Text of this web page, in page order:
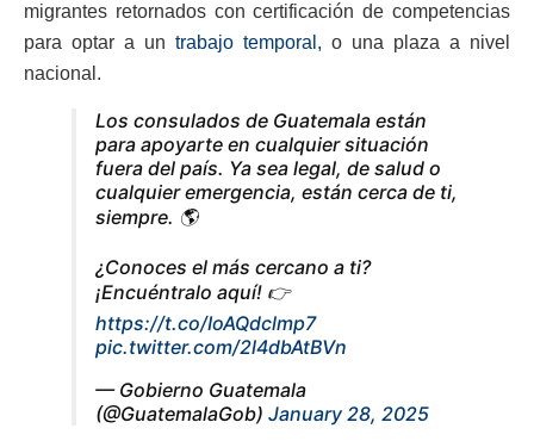
migrantes retornados con certificación de competencias
para optar a un trabajo temporal, o una plaza a nivel
nacional.
Los consulados de Guatemala están
para apoyarte en cualquier situación
fuera del país. Ya sea legal, de salud o
cualquier emergencia, están cerca de ti,
siempre. 🌎
¿Conoces el más cercano a ti?
¡Encuéntralo aquí! 👉
https://t.co/IoAQdclmp7
pic.twitter.com/2l4dbAtBVn
— Gobierno Guatemala
(@GuatemalaGob) January 28, 2025